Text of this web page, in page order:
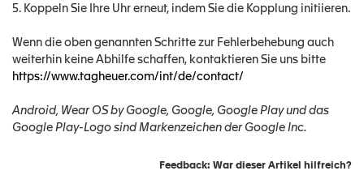
5. Koppeln Sie Ihre Uhr erneut, indem Sie die Kopplung initiieren.
Wenn die oben genannten Schritte zur Fehlerbehebung auch
weiterhin keine Abhilfe schaffen, kontaktieren Sie uns bitte
https://www.tagheuer.com/int/de/contact/
Android, Wear OS by Google, Google, Google Play und das
Google Play-Logo sind Markenzeichen der Google Inc.
Feedback: War dieser Artikel hilfreich?